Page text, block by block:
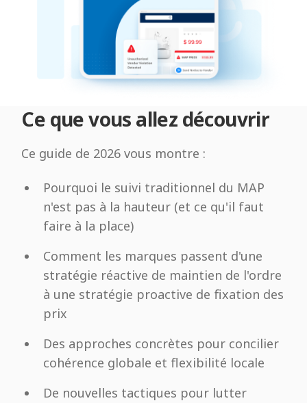
Ce que vous allez découvrir
Ce guide de 2026 vous montre :
Pourquoi le suivi traditionnel du MAP
n'est pas à la hauteur (et ce qu'il faut
faire à la place)
Comment les marques passent d'une
stratégie réactive de maintien de l'ordre
à une stratégie proactive de fixation des
prix
Des approches concrètes pour concilier
cohérence globale et flexibilité locale
De nouvelles tactiques pour lutter